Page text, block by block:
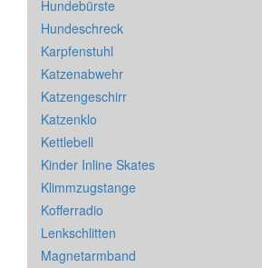
Hundebürste
Hundeschreck
Karpfenstuhl
Katzenabwehr
Katzengeschirr
Katzenklo
Kettlebell
Kinder Inline Skates
Klimmzugstange
Kofferradio
Lenkschlitten
Magnetarmband